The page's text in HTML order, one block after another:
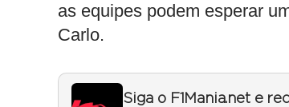
as equipes podem esperar
Carlo.
Siga o F1Mania.net e